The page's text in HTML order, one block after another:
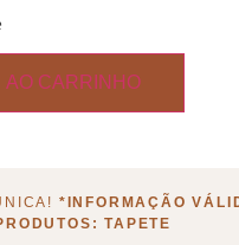
AO CARRINHO
*INFORMAÇÃO
TAPETE